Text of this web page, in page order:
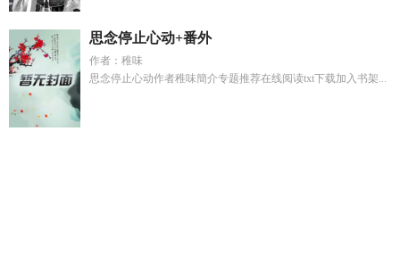
思念停止心动+番外
作者：稚味
思念停止心动作者稚味簡介专题推荐在线阅读txt下载加入书架...